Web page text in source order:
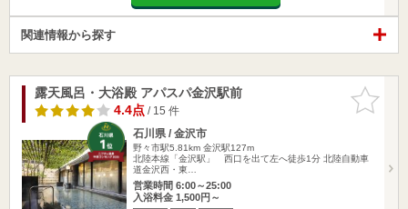
関連情報から探す
お気に入
りに追加
露天風呂・大浴殿 アパスパ金沢駅前
4.4点/ 15 件
石川県 / 金沢市
野々市駅5.81km 金沢駅127m
北陸本線「金沢駅」 西口を出て左へ徒歩1分 北陸自動車
道金沢西・東…
営業時間 6:00～25:00
入浴料金 1,500円～